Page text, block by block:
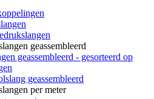
geassembleerd
geassembleerd - gesorteerd op
geassembleerd
per meter